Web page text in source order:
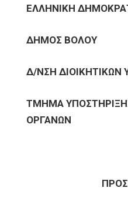
ΕΛΛΗΝΙΚΗ
ΔΗΜΟΣ ΒΟΛΟΥ
Δ/ΝΣΗ ΔΙΟΙΚΗΤΙΚΩΝ
ΤΜΗΜΑ
ΟΡΓΑΝΩΝ